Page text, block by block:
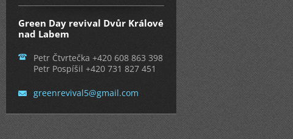
Green Day revival Dvůr Králové
nad Labem
Petr Čtvrtečka +420 608 863 398
Petr Pospíšil +420 731 827 451
greenrevival5@gmail.com